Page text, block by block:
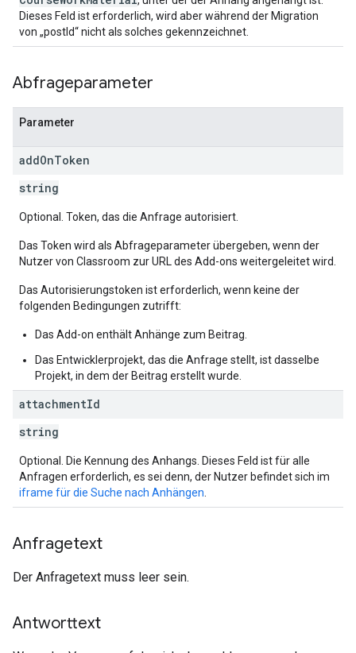
Dieses Feld ist erforderlich, wird aber während der Migration
von „postId“ nicht als solches gekennzeichnet.
Abfrageparameter
Parameter
addOnToken
string
Optional. Token, das die Anfrage autorisiert.
Das Token wird als Abfrageparameter übergeben, wenn der
Nutzer von Classroom zur URL des Add-ons weitergeleitet wird.
Das Autorisierungstoken ist erforderlich, wenn keine der
folgenden Bedingungen zutrifft:
Das Add-on enthält Anhänge zum Beitrag.
Das Entwicklerprojekt, das die Anfrage stellt, ist dasselbe
Projekt, in dem der Beitrag erstellt wurde.
attachmentId
string
Optional. Die Kennung des Anhangs. Dieses Feld ist für alle
Anfragen erforderlich, es sei denn, der Nutzer befindet sich im
iframe für die Suche nach Anhängen
Anfragetext
Der Anfragetext muss leer sein.
Antworttext